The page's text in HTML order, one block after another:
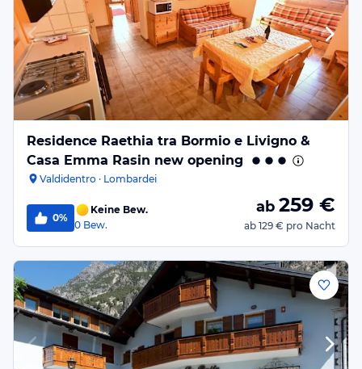
Residence Raethia tra Bormio e Livigno &
Casa Emma Rasin new opening
Valdidentro · Lombardei
0%
Keine Bew.
0 Bew.
ab 259 €
ab 129 € pro Nacht